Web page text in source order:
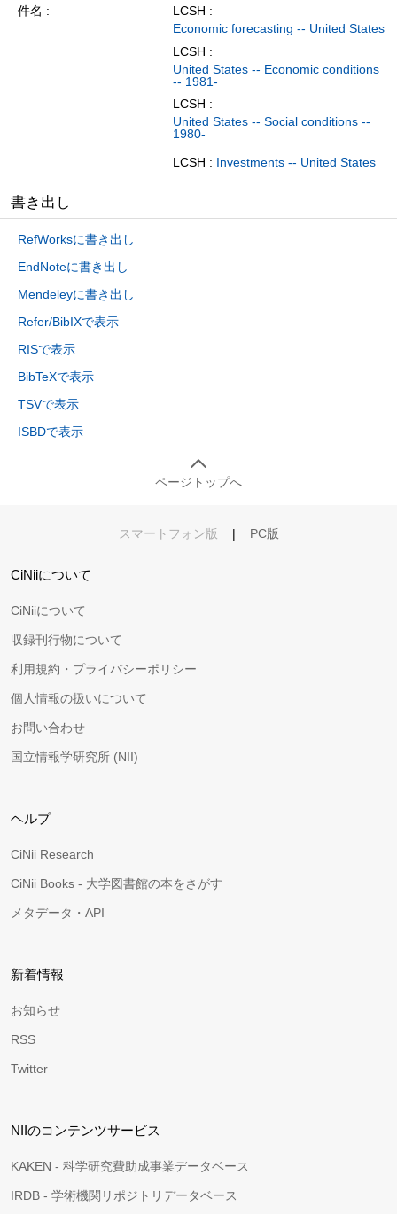
件名
LCSH :
Economic forecasting -- United States
LCSH :
United States -- Economic conditions
-- 1981-
LCSH :
United States -- Social conditions --
1980-
LCSH : Investments -- United States
書き出し
RefWorksに書き出し
EndNoteに書き出し
Mendeleyに書き出し
Refer/BibIXで表示
RISで表示
BibTeXで表示
TSVで表示
ISBDで表示
ページトップへ
スマートフォン版 | PC版
CiNiiについて
CiNiiについて
収録刊行物について
利用規約・プライバシーポリシー
個人情報の扱いについて
お問い合わせ
国立情報学研究所 (NII)
ヘルプ
CiNii Research
CiNii Books - 大学図書館の本をさがす
メタデータ・API
新着情報
お知らせ
RSS
Twitter
NIIのコンテンツサービス
KAKEN - 科学研究費助成事業データベース
IRDB - 学術機関リポジトリデータベース